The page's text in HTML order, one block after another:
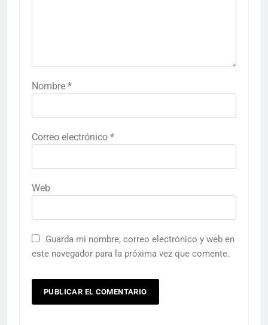
Nombre *
Correo electrónico *
Web
Guarda mi nombre, correo electrónico y web en
este navegador para la próxima vez que comente.